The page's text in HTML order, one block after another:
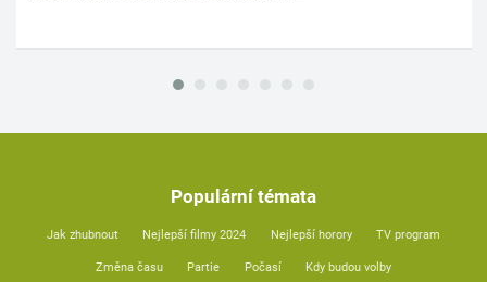
Populární témata
Jak zhubnout Nejlepší filmy 2024 Nejlepší horory TV program
Změna času Partie Počasí Kdy budou volby